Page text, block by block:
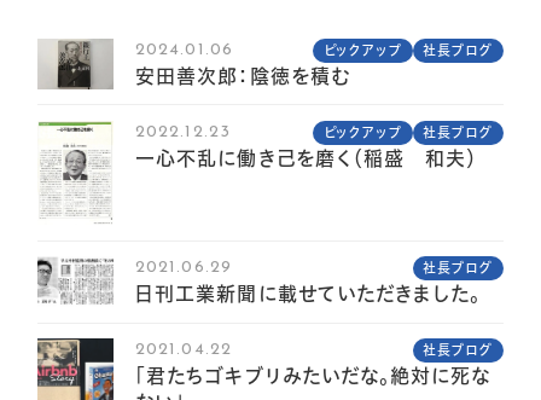
2024.01.06 ピックアップ 社長ブログ
安田善次郎：陰徳を積む
2022.12.23 ピックアップ 社長ブログ
一心不乱に働き己を磨く（稲盛 和夫）
2021.06.29 社長ブログ
日刊工業新聞に載せていただきました。
2021.04.22 社長ブログ
「君たちゴキブリみたいだな。絶対に死な